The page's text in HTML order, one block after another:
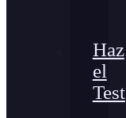
Haz
el
Test